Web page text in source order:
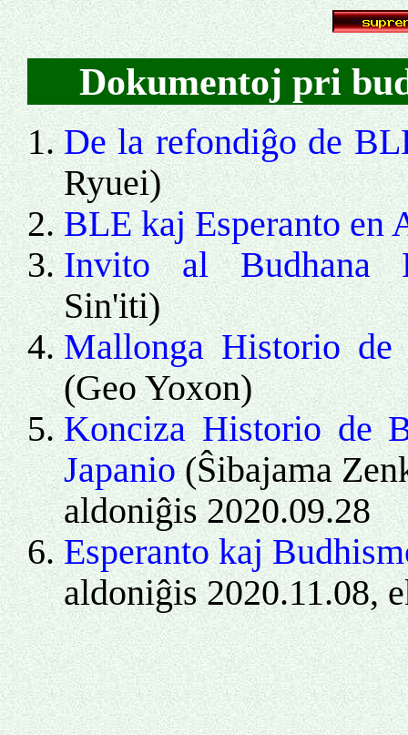
Dokumentoj pri
De la refondiĝo de
Ryuei)
BLE kaj Esperanto en
Invito al Budhana
Sin'iti)
Mallonga Historio de
(Geo Yoxon)
Konciza Historio de
Japanio(Ŝibajama
aldoniĝis 2020.09.28
Esperanto kaj
aldoniĝis 2020.11.08,